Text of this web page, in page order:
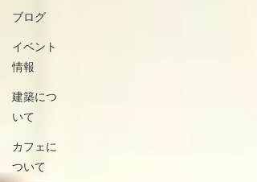
ブログ
イベント
情報
建築につ
いて
カフェに
ついて